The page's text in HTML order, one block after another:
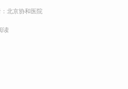
北京协和医院
读